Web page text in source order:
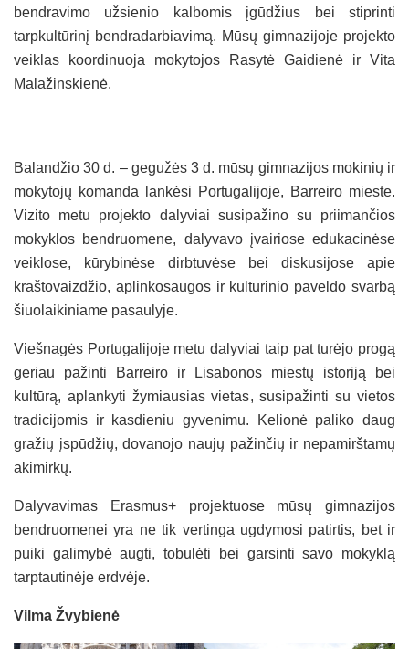
bendravimo užsienio kalbomis įgūdžius bei stiprinti
tarpkultūrinį bendradarbiavimą. Mūsų gimnazijoje projekto
veiklas koordinuoja mokytojos Rasytė Gaidienė ir Vita
Malažinskienė.
Balandžio 30 d. – gegužės 3 d. mūsų gimnazijos mokinių ir
mokytojų komanda lankėsi Portugalijoje, Barreiro mieste.
Vizito metu projekto dalyviai susipažino su priimančios
mokyklos bendruomene, dalyvavo įvairiose edukacinėse
veiklose, kūrybinėse dirbtuvėse bei diskusijose apie
kraštovaizdžio, aplinkosaugos ir kultūrinio paveldo svarbą
šiuolaikiniame pasaulyje.
Viešnagės Portugalijoje metu dalyviai taip pat turėjo progą
geriau pažinti Barreiro ir Lisabonos miestų istoriją bei
kultūrą, aplankyti žymiausias vietas, susipažinti su vietos
tradicijomis ir kasdieniu gyvenimu. Kelionė paliko daug
gražių įspūdžių, dovanojo naujų pažinčių ir nepamirštamų
akimirkų.
Dalyvavimas Erasmus+ projektuose mūsų gimnazijos
bendruomenei yra ne tik vertinga ugdymosi patirtis, bet ir
puiki galimybė augti, tobulėti bei garsinti savo mokyklą
tarptautinėje erdvėje.
Vilma Žvybienė